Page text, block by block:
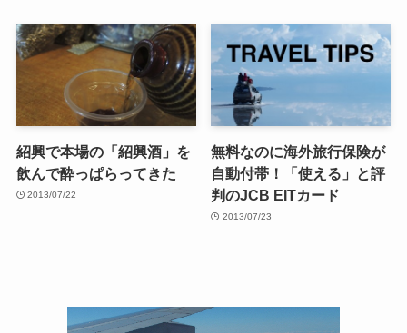
紹興で本場の「紹興酒」を
飲んで酔っぱらってきた
2013/07/22
無料なのに海外旅行保険が
自動付帯！「使える」と評
判のJCB EITカード
2013/07/23